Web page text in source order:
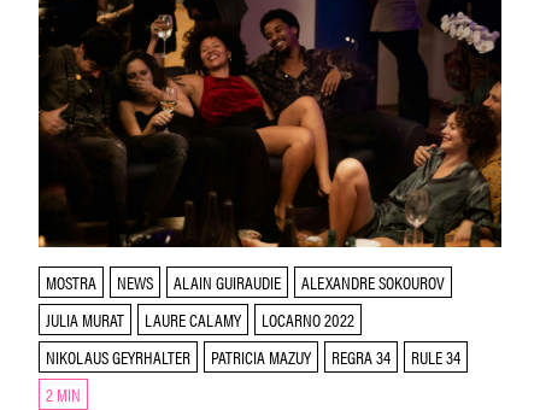
MOSTRA NEWS ALAIN GUIRAUDIE
ALEXANDRE SOKOUROV
JULIA MURAT
LAURE CALAMY
LOCARNO 2022
NIKOLAUS GEYRHALTER
PATRICIA MAZUY REGRA 34
RULE 34
2 MIN